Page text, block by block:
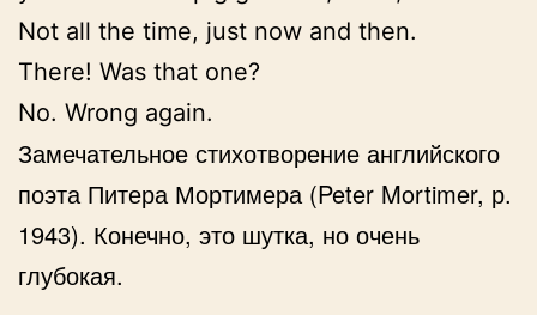
Not all the time, just now and then.
There! Was that one?
No. Wrong again.
Замечательное стихотворение английского
поэта Питера Мортимера (Peter Mortimer, р.
1943). Конечно, это шутка, но очень
глубокая.